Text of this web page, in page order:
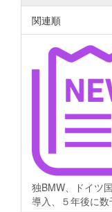
関連順
独BMW、ドイツ
導入、５年後に